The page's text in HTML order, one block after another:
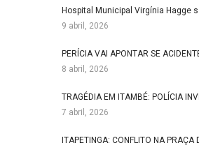
Hospital Municipal Virgínia Hagge
9 abril, 2026
PERÍCIA VAI APONTAR SE
8 abril, 2026
TRAGÉDIA EM ITAMBÉ: POLÍCIA
7 abril, 2026
ITAPETINGA: CONFLITO NA PRAÇA